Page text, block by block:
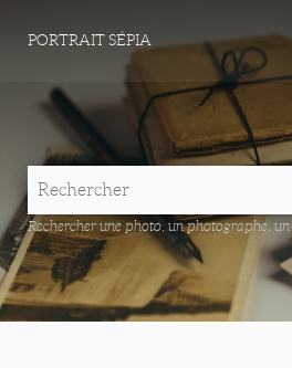
PORTRAIT SÉPIA
Rechercher une photo, un photographe, un